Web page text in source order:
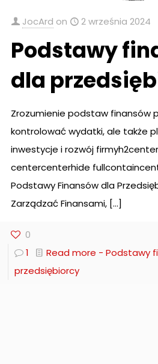
JocArd on 2 września 2024
Podstawy
dla
Zrozumienie podstaw finansów
kontrolować wydatki, ale także
inwestycje i rozwój firmyh2center
centercenterhide
Podstawy Finansów dla
Zarządzać Finansami, […]
0
1
Read more - Podstawy
przedsiębiorcy